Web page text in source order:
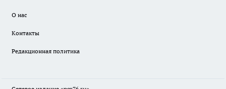
О нас
Контакты
Редакционная политика